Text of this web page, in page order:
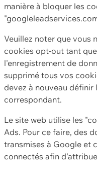
manière à bloquer les
Veuillez noter que vous
cookies opt-out tant
l'enregistrement de
supprimé tous vos
devez à nouveau
correspondant.
Le site web utilise les
Ads. Pour ce faire, des
transmises à Google et
connectés afin